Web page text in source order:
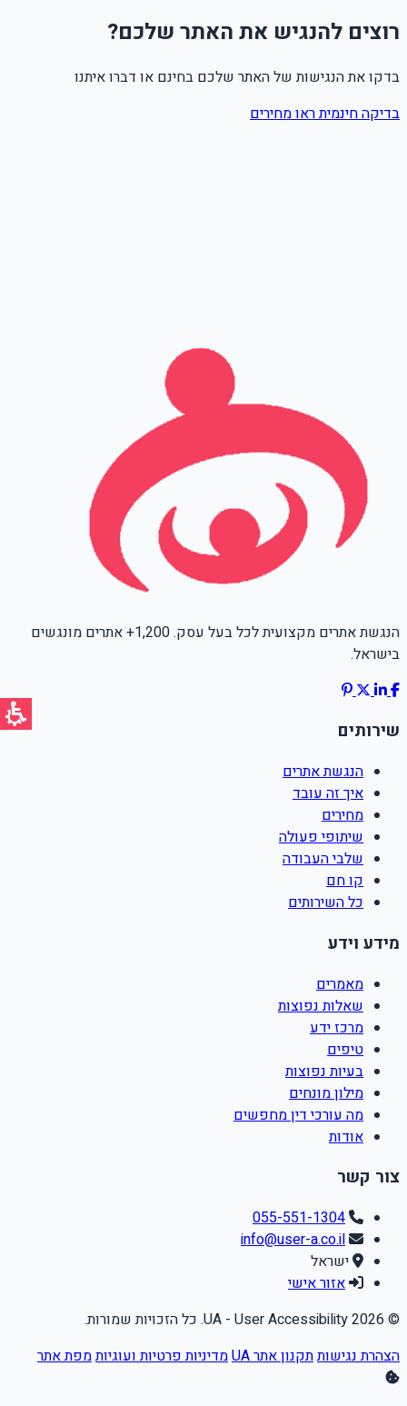
רוצים להנגיש את האתר שלכם?
בדקו את הנגישות של האתר שלכם בחינם או דברו איתנו
בדיקה חינמיתראו מחירים
הנגשת אתרים מקצועית לכל בעל עסק. 1,200+ אתרים מונגשים
בישראל.
שירותים
הנגשת אתרים
איך זה עובד
מחירים
שיתופי פעולה
שלבי העבודה
קו חם
כל השירותים
מידע וידע
מאמרים
שאלות נפוצות
מרכז ידע
טיפים
בעיות נפוצות
מילון מונחים
מה עורכי דין מחפשים
אודות
צור קשר
055-551-1304
info@user-a.co.il
ישראל
אזור אישי
© 2026 UA - User Accessibility. כל הזכויות שמורות.
הצהרת נגישותתקנון אתר UA מדיניות פרטיות ועוגיותמפת אתר